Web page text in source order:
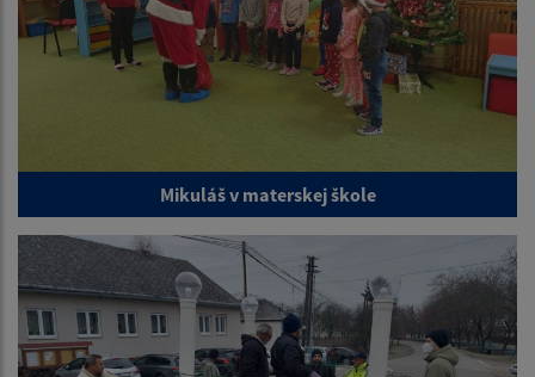
Mikuláš v materskej škole